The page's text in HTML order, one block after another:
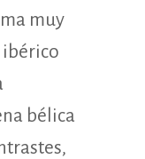
muy
bélica